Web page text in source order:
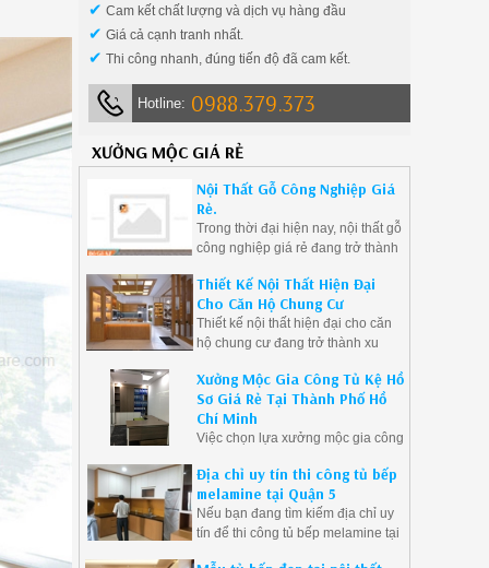
✔ Cam kết chất lượng và dịch vụ hàng đầu
✔ Giá cả cạnh tranh nhất.
✔ Thi công nhanh, đúng tiến độ đã cam kết.
Hotline: 0988.379.373
XƯỞNG MỘC GIÁ RẺ
Nội Thất Gỗ Công Nghiệp Giá
Rẻ.
Trong thời đại hiện nay, nội thất gỗ
công nghiệp giá rẻ đang trở thành
gia đình và doanh nghiệp. Với ưu
điểm về giá thành phải chăng, đa
dạng mẫu mã và độ bền cao, nội
thất gỗ công nghiệp là giải pháp lý
không gian sống hiện đại mà vẫn
tiết kiệm chi phí.
Thiết Kế Nội Thất Hiện Đại
Cho Căn Hộ Chung Cư
Thiết kế nội thất hiện đại cho căn
hộ chung cư đang trở thành xu
tinh tế, tối giản và tiện nghi mà nó
mang lại.
Xưởng Mộc Gia Công Tủ Kệ Hồ
Sơ Giá Rẻ Tại Thành Phố Hồ
Chí Minh
Việc chọn lựa xưởng mộc gia công
Hồ Chí Minh không chỉ giúp doanh
nghiệp tiết kiệm chi phí mà còn
đảm bảo được chất lượng sản
phẩm.
Địa chỉ uy tín thi công tủ bếp
melamine tại Quận 5
Nếu bạn đang tìm kiếm địa chỉ uy
tín để thi công tủ bếp melamine tại